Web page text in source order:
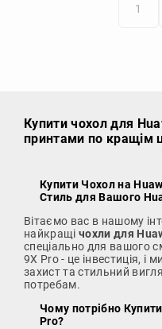
1
Купити чохол для
принтами по кращім
Купити Чохол на
Стиль для Вашого
Вітаємо вас в нашому
найкращі чохли для
спеціально для вашого
9X Pro - це інвестиція, і
захист та стильний
потребам.
Чому потрібно
Pro?